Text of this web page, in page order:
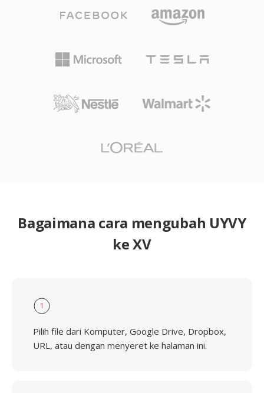
Bagaimana cara mengubah UYVY
ke XV
1
Pilih file dari Komputer, Google Drive, Dropbox,
URL, atau dengan menyeret ke halaman ini.